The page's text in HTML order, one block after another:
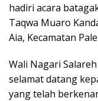
hadiri acara
Taqwa Muaro
Aia, Kecamatan
Wali Nagari
selamat datang
yang telah